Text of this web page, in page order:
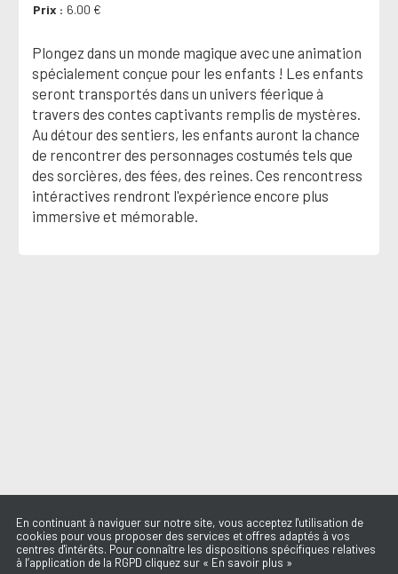
Prix
6.00 €
Plongez dans un monde magique avec une animation
spécialement conçue pour les enfants ! Les enfants
seront transportés dans un univers féerique à
travers des contes captivants remplis de mystères.
Au détour des sentiers, les enfants auront la chance
de rencontrer des personnages costumés tels que
des sorcières, des fées, des reines. Ces rencontress
intéractives rendront l'expérience encore plus
immersive et mémorable.
En continuant à naviguer sur notre site, vous acceptez l'utilisation de
cookies pour vous proposer des services et offres adaptés à vos
centres d'intérêts. Pour connaître les dispositions spécifiques relatives
à l’application de la RGPD cliquez sur « En savoir plus »